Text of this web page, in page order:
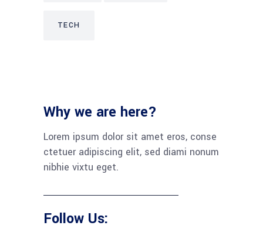
TECH
Why we are here?
Lorem ipsum dolor sit amet eros, conse
ctetuer adipiscing elit, sed diami nonum
nibhie vixtu eget.
Follow Us: